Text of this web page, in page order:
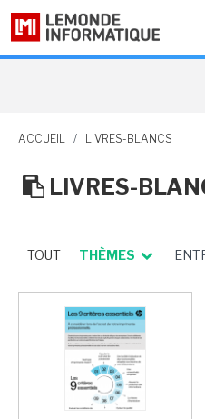
ACCUEIL / LIVRES-BLANCS
LIVRES-
TOUT THÈMES